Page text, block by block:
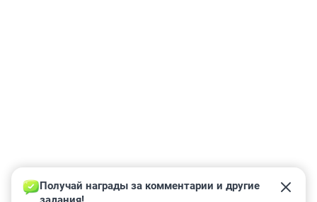
Получай награды за комментарии и другие